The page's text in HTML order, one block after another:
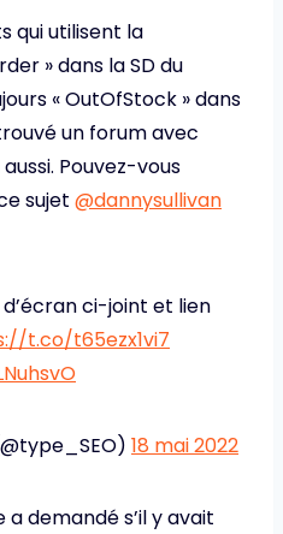
qui utilisent la
» dans la SD du
« OutOfStock » dans
un forum avec
Pouvez-vous
sujet @dannysullivan
ci-joint et lien
t.co/t65ezx1vi7
18 mai 2022
demandé s’il y avait